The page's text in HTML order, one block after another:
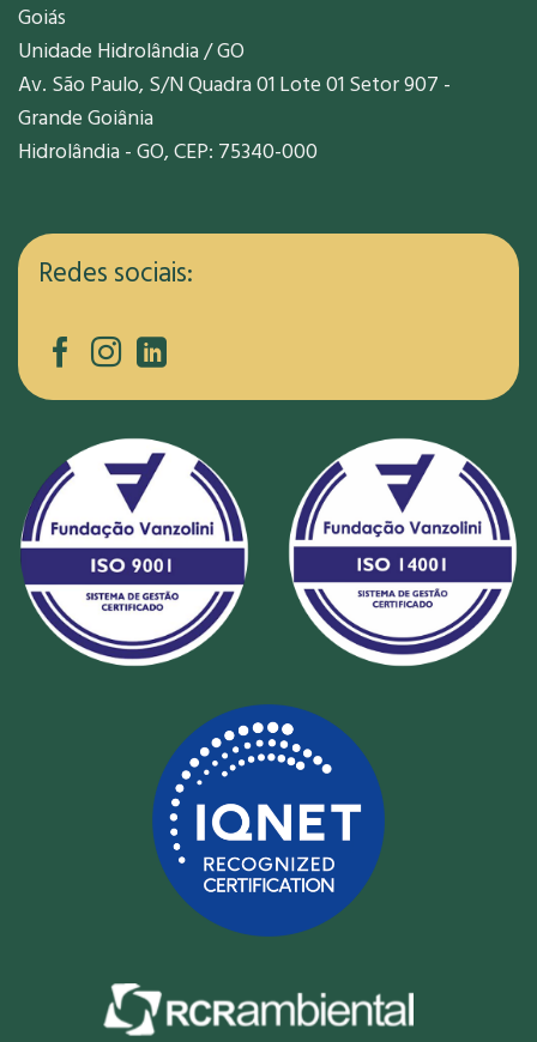
Goiás
Unidade Hidrolândia / GO
Av. São Paulo, S/N Quadra 01 Lote 01 Setor 907 -
Grande Goiânia
Hidrolândia - GO, CEP: 75340-000
Redes sociais: